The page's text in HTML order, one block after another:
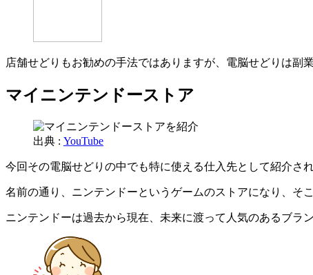
店舗せどりもお勧めの手法ではありますが、電脳せどりは副
マイニンテンドーストア
出典 : YouTube
今回その電脳せどりの中でも特に使える仕入先として紹介さ
名前の通り、ニンテンドーというゲームのストアになり、そ
ニンテンドーは過去から現在、未来に渡って人気のあるブラ